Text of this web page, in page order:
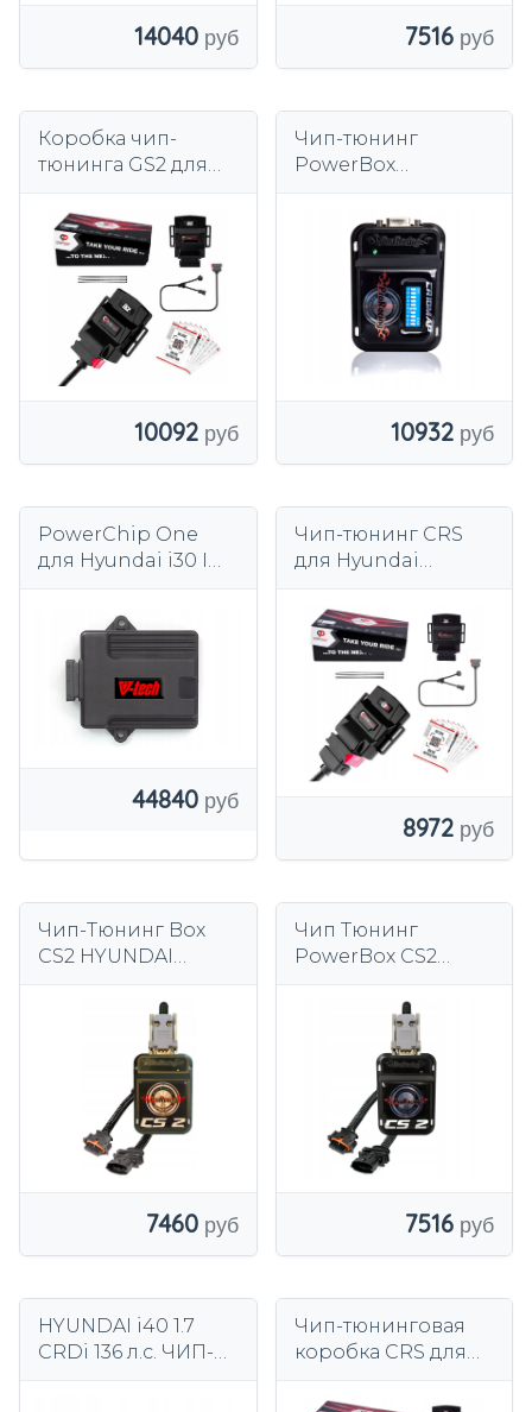
14040 7516
Коробка чип-
тюнинга GS2 для
(TL) 1.6 GDI 132KM
2015-2020 гг.
10092
Чип-тюнинг
PowerBox
PRORACING-
CR10MAP
10932
PowerChip One
для Hyundai i30 I
110 км 81 кВт
44840
Чип-тюнинг CRS
для Hyundai
CRDi 140/150 км
2004-2010 гг.
8972
Чип-Тюнинг Box
CS2 HYUNDAI
7460
Чип Тюнинг
PowerBox CS2
7516
HYUNDAI i40 1.7
CRDi 136 л.с. ЧИП-
Чип-тюнинговая
коробка CRS для
(H-1) 2.5 CRDi